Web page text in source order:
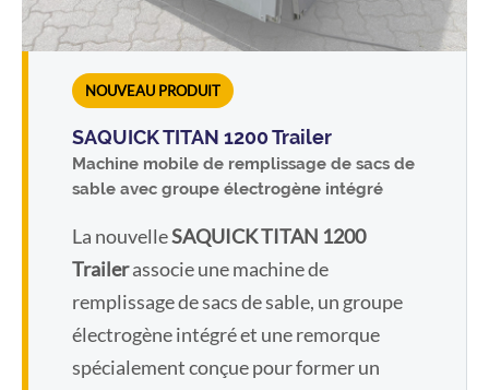
NOUVEAU PRODUIT
SAQUICK TITAN 1200 Trailer
Machine mobile de remplissage de sacs de
sable avec groupe électrogène intégré
La nouvelleSAQUICK TITAN 1200
Trailerassocie une machine de
remplissage de sacs de sable, un groupe
électrogène intégré et une remorque
spécialement conçue pour former un